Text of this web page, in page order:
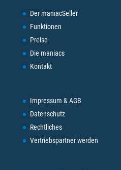
Der maniacSeller
Funktionen
Preise
Die maniacs
Kontakt
Impressum & AGB
Datenschutz
Rechtliches
Vertriebspartner werden